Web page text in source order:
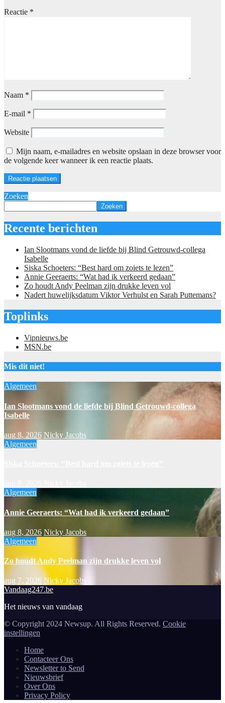
Reactie *
Naam *
E-mail *
Website
Mijn naam, e-mailadres en website opslaan in deze browser voor
de volgende keer wanneer ik een reactie plaats.
Zoeken
Zoeken
Recente berichten
Ian Slootmans vond de liefde bij Blind Getrouwd-collega
Isabelle
Siska Schoeters: “Best hard om zoiets te lezen”
Annie Geeraerts: “Wat had ik verkeerd gedaan”
Zo houdt Andy Peelman zijn drukke leven vol
Nadert huwelijksdatum Viktor Verhulst en Sarah Puttemans?
Toplinks
Vipnieuws.be
MSN.be
Mis dit niet!
Algemeen
Ian Slootmans vond de liefde bij Blind Getrouwd-collega
Isabelle
aug 8, 2026 Nicky Jacobs
Algemeen
Algemeen
Annie Geeraerts: “Wat had ik verkeerd gedaan”
aug 8, 2026 Nicky Jacobs
Algemeen
Zo houdt Andy Peelman zijn drukke leven vol
aug 7, 2026 Nicky Jacobs
Vandaag247.be
Het nieuws van vandaag
© Copyright 2024 Newsup. All Rights Reserved. Cookie
instellingen
Home
Contacteer Ons
Newsletter to Send
Nieuwsbrief
Over Ons
Privacy Policy